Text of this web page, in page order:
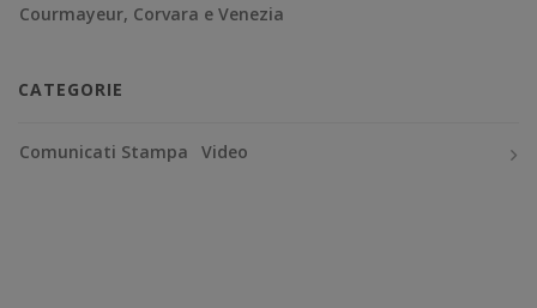
Courmayeur, Corvara e Venezia
CATEGORIE
Comunicati Stampa Video